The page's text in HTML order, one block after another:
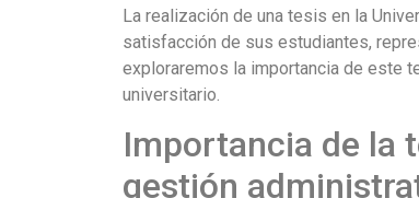
La realización de una tesis en la
satisfacción de sus estudiantes,
exploraremos la importancia de este
universitario.
Importancia de la
gestión